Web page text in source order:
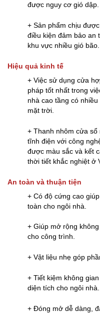
được nguy cơ gió dập.
+ Sản phẩm chịu
điều kiện đảm bảo an
khu vực nhiều gió bão.
Hiệu quả kinh tế
+ Việc sử dụng cửa
pháp tốt nhất trong
nhà cao tầng có
mặt trời.
+ Thanh nhôm cửa
tĩnh điện với công
được màu sắc và kết
thời tiết khắc nghiệt ở
An toàn và thuận tiện
+ Có độ cứng cao
toàn cho ngôi nhà.
+ Giúp mở rộng
cho công trình.
+ Vật liệu nhẹ góp
+ Tiết kiệm không
diện tích cho ngôi nhà.
+ Đóng mở dễ dàng,